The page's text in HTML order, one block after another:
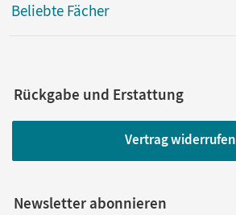
Beliebte Fächer
Rückgabe und Erstattung
Vertrag widerrufen
Newsletter abonnieren